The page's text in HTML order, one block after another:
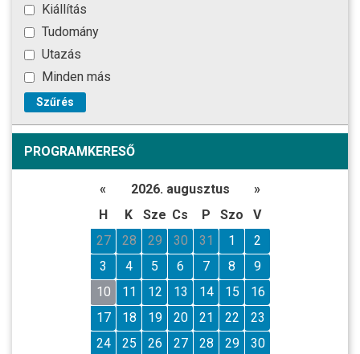
Kiállítás
Tudomány
Utazás
Minden más
Szűrés
PROGRAMKERESŐ
« 2026. augusztus
»
H
K Sze Cs P Szo
V
27
28 29 30 31 1
2
3
4 5 6 7 8
9
10
11 12 13 14 15
16
17
18 19 20 21 22
23
24
25 26 27 28 29
30